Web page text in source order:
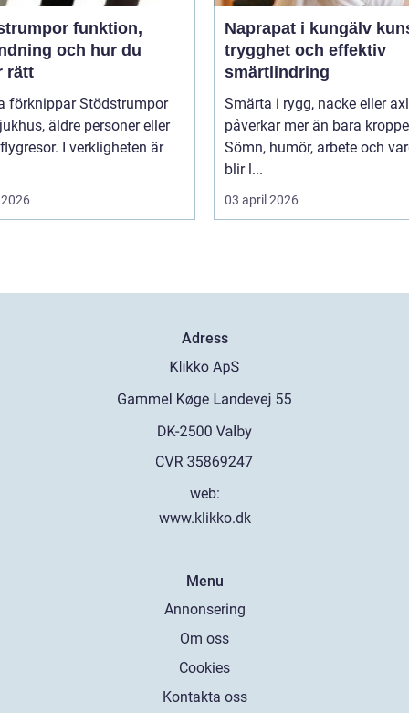
funktion,
och hur du
rätt
förknippar Stödstrumpor
äldre personer eller
I verkligheten är
Naprapat i kungälv kunskap,
trygghet och effektiv
smärtlindring
Smärta i rygg, nacke eller
påverkar mer än bara
Sömn, humör, arbete och
blir l...
03 april 2026
Adress
web:
www.klikko.dk
Menu
Annonsering
Om oss
Cookies
Kontakta oss